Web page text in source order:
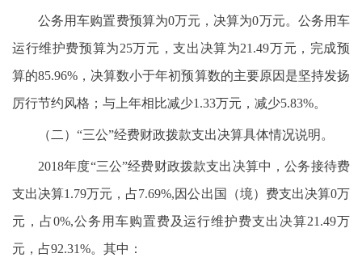
公务用车购置费预算为0万元，决算为0万元。公务用车
运行维护费预算为25万元，支出决算为21.49万元，完成预
算的85.96%，决算数小于年初预算数的主要原因是坚持发扬
厉行节约风格；与上年相比减少1.33万元，减少5.83%。
（二）“三公”经费财政拨款支出决算具体情况说明。
2018年度“三公”经费财政拨款支出决算中，公务接待费
支出决算1.79万元，占7.69%,因公出国（境）费支出决算0万
元，占0%,公务用车购置费及运行维护费支出决算21.49万
元，占92.31%。其中：